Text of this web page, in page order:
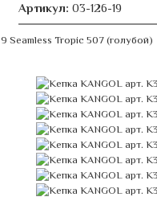
Артикул: 03-126-19